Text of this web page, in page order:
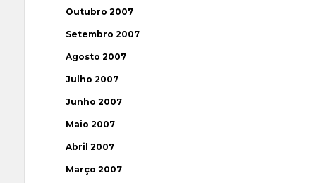
Outubro 2007
Setembro 2007
Agosto 2007
Julho 2007
Junho 2007
Maio 2007
Abril 2007
Março 2007